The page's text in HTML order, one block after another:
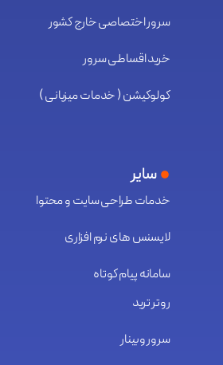
سرور اختصاصی خارج کشور
خرید اقساطی سرور
کولوکیشن ( خدمات میزبانی )
سایر
خدمات طراحی سایت و محتوا
لایسنس های نرم افزاری
سامانه پیام کوتاه
روتر ترید
سرور وبینار